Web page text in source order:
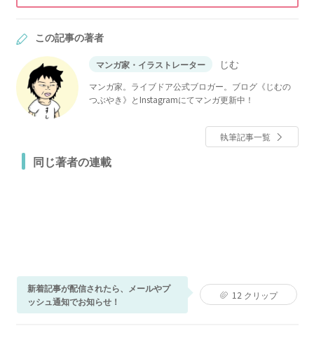
この記事の著者
マンガ家・イラストレーター じむ
マンガ家。ライブドア公式ブロガー。ブログ《じむの
つぶやき》とInstagramにてマンガ更新中！
執筆記事一覧
同じ著者の連載
新着記事が配信されたら、メールやプ
ッシュ通知でお知らせ！
12 クリップ